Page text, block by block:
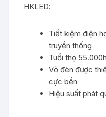
HKLED:
Tiết kiệm điện
truyền thống
Tuổi thọ
Vỏ đèn được
cực bền
Hiệu suất phát